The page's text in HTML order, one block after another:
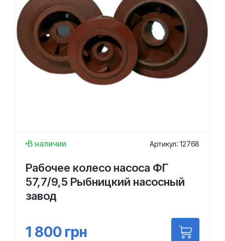
В наличии Артикул: 12768
Рабочее колесо насоса ФГ
57,7/9,5 Рыбницкий насосный
завод
1 800 грн